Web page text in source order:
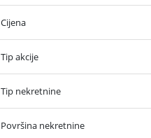
Cijena
Tip akcije
Tip nekretnine
Površina nekretnine